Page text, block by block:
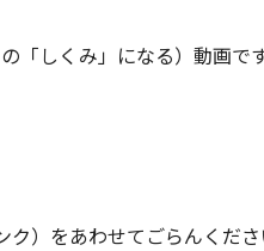
「しくみ」になる）動画で
）をあわせてごらんくださ